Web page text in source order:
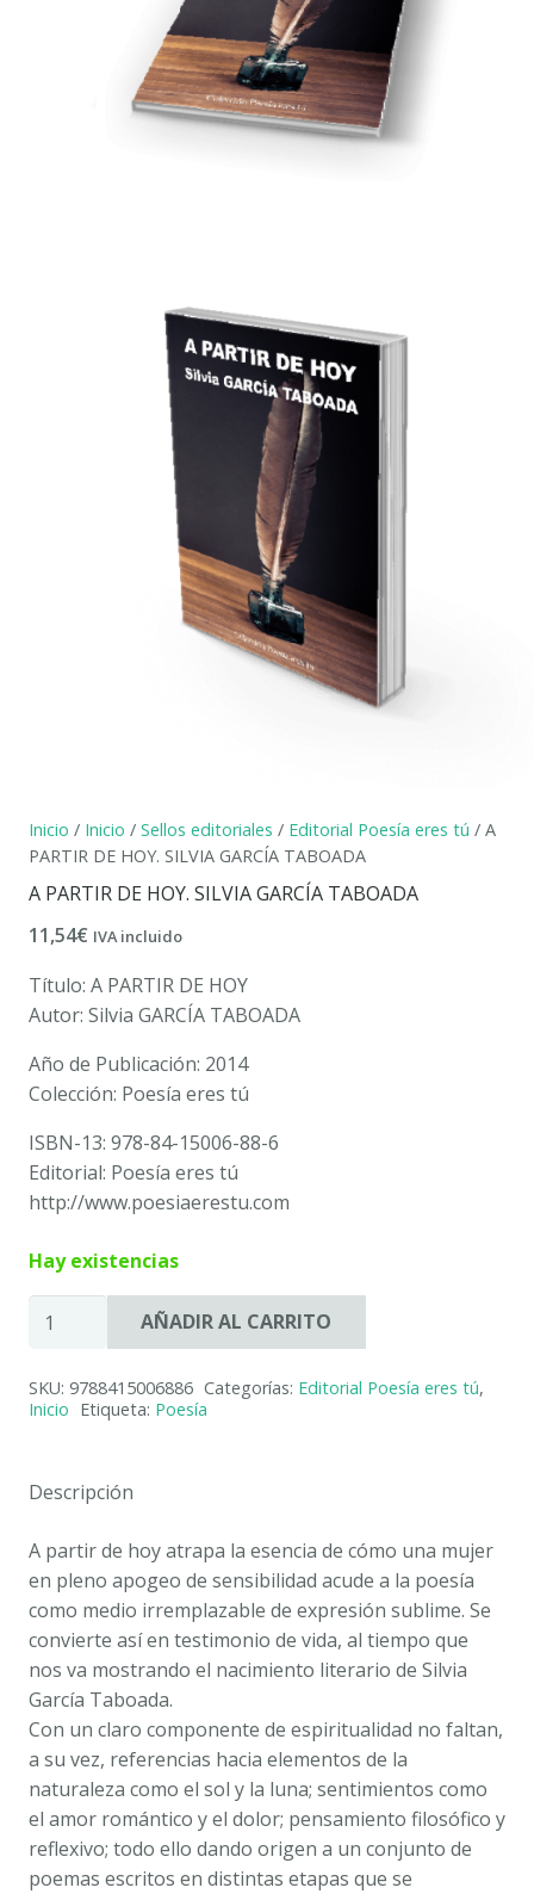
Inicio / Inicio / Sellos editoriales / Editorial Poesía eres tú / A
PARTIR DE HOY. SILVIA GARCÍA TABOADA
A PARTIR DE HOY. SILVIA GARCÍA TABOADA
11,54€ IVA incluido
Título: A PARTIR DE HOY
Autor: Silvia GARCÍA TABOADA
Año de Publicación: 2014
Colección: Poesía eres tú
ISBN-13: 978-84-15006-88-6
Editorial: Poesía eres tú
http://www.poesiaerestu.com
Hay existencias
PARTIR
HOY.
TABOADA
AÑADIR AL CARRITO
SKU: 9788415006886 Categorías: Editorial Poesía eres tú,
Inicio Etiqueta: Poesía
Descripción
A partir de hoy atrapa la esencia de cómo una mujer
en pleno apogeo de sensibilidad acude a la poesía
como medio irremplazable de expresión sublime. Se
convierte así en testimonio de vida, al tiempo que
nos va mostrando el nacimiento literario de Silvia
García Taboada.
Con un claro componente de espiritualidad no faltan,
a su vez, referencias hacia elementos de la
naturaleza como el sol y la luna; sentimientos como
el amor romántico y el dolor; pensamiento filosófico y
reflexivo; todo ello dando origen a un conjunto de
poemas escritos en distintas etapas que se